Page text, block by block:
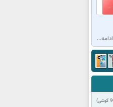
ادامه...